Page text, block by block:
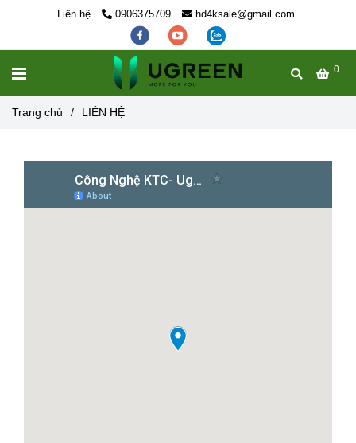
Liên hệ 0906375709 hd4ksale@gmail.com
0
Trang chủ / LIÊN HỆ